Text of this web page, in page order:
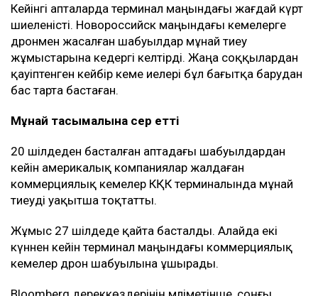
Кейінгі апталарда терминал маңындағы жағдай күрт
шиеленісті. Новороссийск маңындағы кемелерге
дронмен жасалған шабуылдар мұнай тиеу
жұмыстарына кедергі келтірді. Жаңа соққылардан
қауіптенген кейбір кеме иелері бұл бағытқа барудан
бас тарта бастаған.
Мұнай тасымалына әсер етті
20 шілдеден басталған аптадағы шабуылдардан
кейін америкалық компаниялар жалдаған
коммерциялық кемелер КҚК терминалында мұнай
тиеуді уақытша тоқтатты.
Жұмыс 27 шілдеде қайта басталды. Алайда екі
күннен кейін терминал маңындағы коммерциялық
кемелер дрон шабуылына ұшырады.